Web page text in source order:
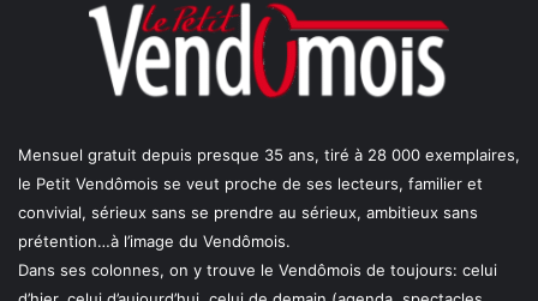
Mensuel gratuit depuis presque 35 ans, tiré à 28 000 exemplaires,
le Petit Vendômois se veut proche de ses lecteurs, familier et
convivial, sérieux sans se prendre au sérieux, ambitieux sans
prétention…à l’image du Vendômois.
Dans ses colonnes, on y trouve le Vendômois de toujours: celui